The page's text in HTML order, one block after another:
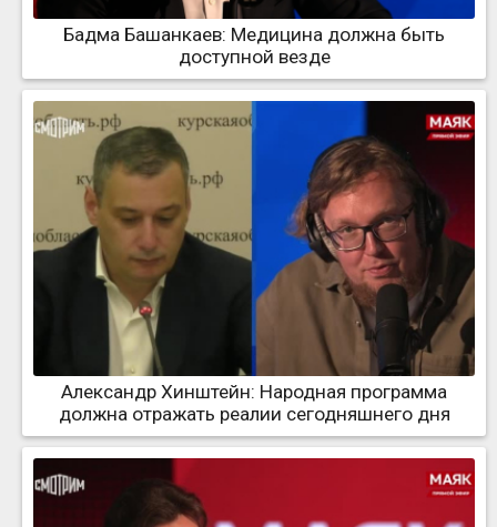
Бадма Башанкаев: Медицина должна быть
доступной везде
Александр Хинштейн: Народная программа
должна отражать реалии сегодняшнего дня